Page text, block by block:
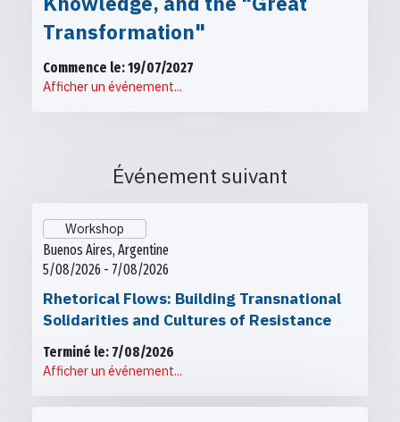
Transformation"
Commence le: 19/07/2027
Afficher un événement...
Événement suivant
Workshop
Buenos Aires, Argentine
5/08/2026 - 7/08/2026
Rhetorical Flows: Building Transnational
Solidarities and Cultures of Resistance
Terminé le: 7/08/2026
Afficher un événement...